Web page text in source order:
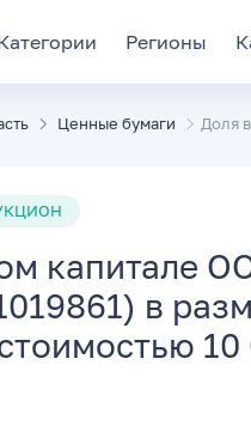
Регионы
Ценные бумаги Доля
капитале
в
10